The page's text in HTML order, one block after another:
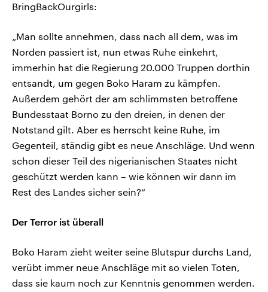
BringBackOurgirls:
„Man sollte annehmen, dass nach all dem, was im
Norden passiert ist, nun etwas Ruhe einkehrt,
immerhin hat die Regierung 20.000 Truppen dorthin
entsandt, um gegen Boko Haram zu kämpfen.
Außerdem gehört der am schlimmsten betroffene
Bundesstaat Borno zu den dreien, in denen der
Notstand gilt. Aber es herrscht keine Ruhe, im
Gegenteil, ständig gibt es neue Anschläge. Und wenn
schon dieser Teil des nigerianischen Staates nicht
geschützt werden kann – wie können wir dann im
Rest des Landes sicher sein?“
Der Terror ist überall
Boko Haram zieht weiter seine Blutspur durchs Land,
verübt immer neue Anschläge mit so vielen Toten,
dass sie kaum noch zur Kenntnis genommen werden.